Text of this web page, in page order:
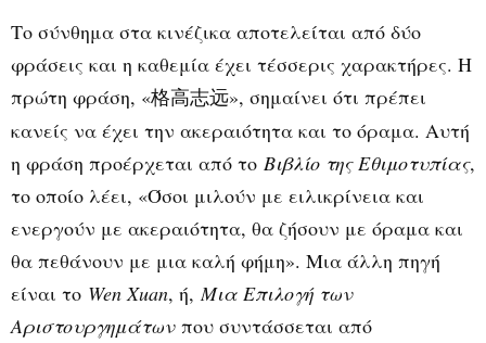
Το σύνθημα στα κινέζικα αποτελείται από δύο
φράσεις και η καθεμία έχει τέσσερις χαρακτήρες. Η
πρώτη φράση, «格高志远», σημαίνει ότι πρέπει
κανείς να έχει την ακεραιότητα και το όραμα. Αυτή
η φράση προέρχεται από τo Βιβλίο της Εθιμοτυπίας,
το οποίο λέει, «Όσοι μιλούν με ειλικρίνεια και
ενεργούν με ακεραιότητα, θα ζήσουν με όραμα και
θα πεθάνουν με μια καλή φήμη». Μια άλλη πηγή
είναι το Wen Xuan, ή, Μια Επιλογή των
Αριστουργημάτωνπου συντάσσεται από